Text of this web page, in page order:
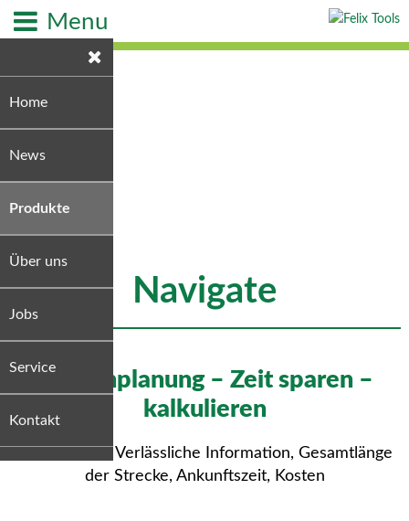
Menu
Home
News
Produkte
Über uns
Jobs
Service
Kontakt
Navigate
Routenplanung – Zeit sparen –
kalkulieren
Ihre Vorteile: Verlässliche Information, Gesamtlänge
der Strecke, Ankunftszeit, Kosten